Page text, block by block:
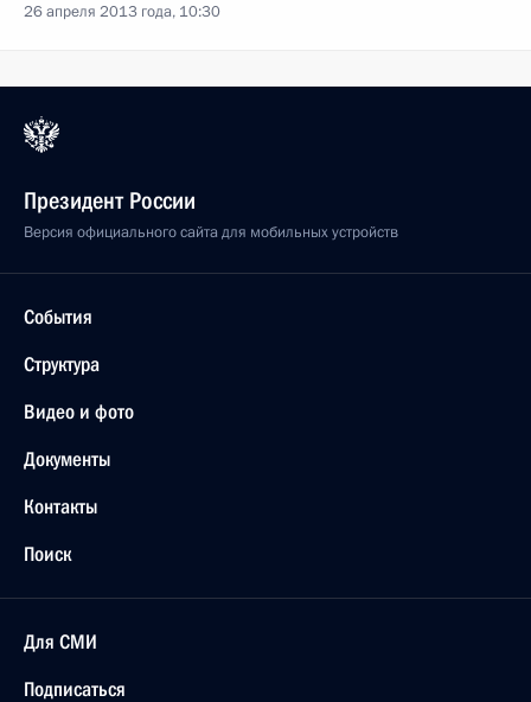
26 апреля 2013 года, 10:30
Президент России
Версия официального сайта для мобильных устройств
События
Структура
Видео и фото
Документы
Контакты
Поиск
Для СМИ
Подписаться